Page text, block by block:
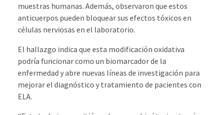
muestras humanas. Además, observaron que estos
anticuerpos pueden bloquear sus efectos tóxicos en
células nerviosas en el laboratorio.
El hallazgo indica que esta modificación oxidativa
podría funcionar como un biomarcador de la
enfermedad y abre nuevas líneas de investigación para
mejorar el diagnóstico y tratamiento de pacientes con
ELA.